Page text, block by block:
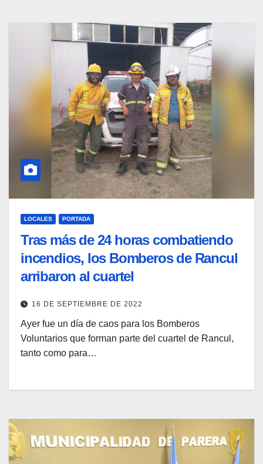
LOCALES PORTADA
Tras más de 24 horas combatiendo
incendios, los Bomberos de Rancul
arribaron al cuartel
16 DE SEPTIEMBRE DE 2022
Ayer fue un día de caos para los Bomberos
Voluntarios que forman parte del cuartel de Rancul,
tanto como para…